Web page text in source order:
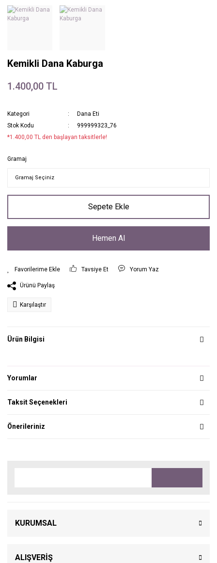
Kemikli Dana Kaburga
1.400,00 TL
Kategori
Dana Eti
Stok Kodu
999999323_76
*1.400,00 TL den başlayan taksitlerle!
Gramaj
Sepete Ekle
Hemen Al
Tavsiye Et Yorum Yaz
Ürünü Paylaş
Karşılaştır
Ürün Bilgisi
Yorumlar
Taksit Seçenekleri
Önerileriniz
KURUMSAL
ALIŞVERİŞ